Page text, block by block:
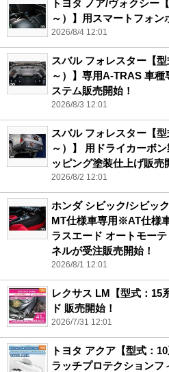
トヨタ ノア/ヴォクシー
～）】用スマートフォン
2026/8/4 12:01
スバル フォレスター【
～）】専用A-TRAS 車
ステム販売開始！
2026/8/3 12:01
スバル フォレスター【
～）】 用ドライカーボ
ッピング塗装仕上げ販売
2026/8/2 12:01
ホンダ シビック/シビッ
MT仕様車専用※AT仕様
ラスエード オートモー
ネルが受注販売開始！
2026/8/1 12:01
レクサス LM【型式：15
ド 販売開始！
2026/7/31 12:01
トヨタ アクア【型式：
ラッチプロテクションフ